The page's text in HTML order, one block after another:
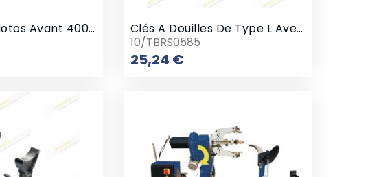
Soutenir De Motos Avant 400 Kg
Clés A Douilles De Type L Avec Trou Traversant
10/TBRS0585
25,24 €Prix